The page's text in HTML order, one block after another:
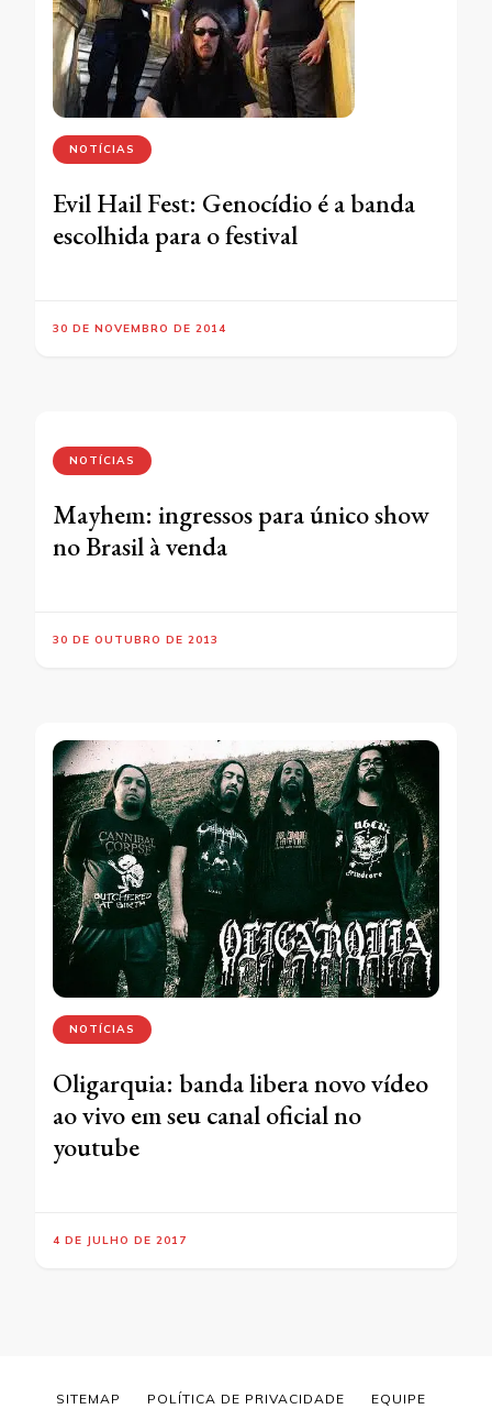
NOTÍCIAS
Evil Hail Fest: Genocídio é a banda
escolhida para o festival
30 DE NOVEMBRO DE 2014
NOTÍCIAS
Mayhem: ingressos para único show
no Brasil à venda
30 DE OUTUBRO DE 2013
NOTÍCIAS
Oligarquia: banda libera novo vídeo
ao vivo em seu canal oficial no
youtube
4 DE JULHO DE 2017
SITEMAP POLÍTICA DE PRIVACIDADE
EQUIPE